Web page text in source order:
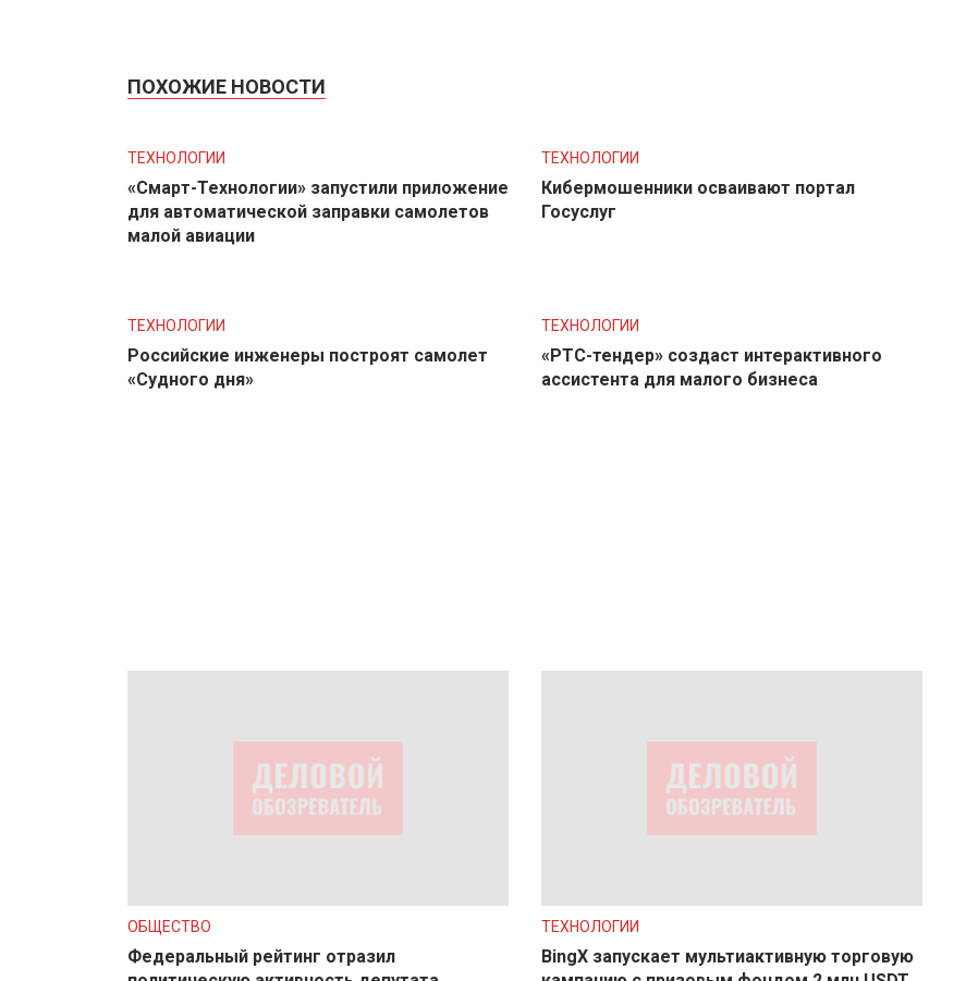
ПОХОЖИЕ НОВОСТИ
ТЕХНОЛОГИИ
«Смарт-Технологии» запустили приложение
для автоматической заправки самолетов
малой авиации
ТЕХНОЛОГИИ
Кибермошенники осваивают портал
Госуслуг
ТЕХНОЛОГИИ
Российские инженеры построят самолет
«Судного дня»
ТЕХНОЛОГИИ
«РТС-тендер» создаст интерактивного
ассистента для малого бизнеса
ОБЩЕСТВО
Федеральный рейтинг отразил
ТЕХНОЛОГИИ
BingX запускает мультиактивную торговую